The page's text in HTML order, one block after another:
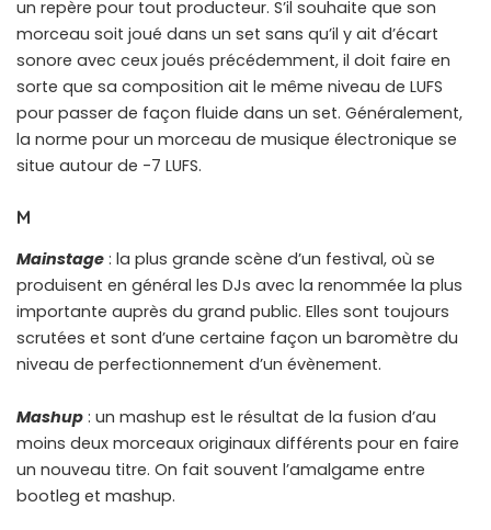
un repère pour tout producteur. S’il souhaite que son
morceau soit joué dans un set sans qu’il y ait d’écart
sonore avec ceux joués précédemment, il doit faire en
sorte que sa composition ait le même niveau de LUFS
pour passer de façon fluide dans un set. Généralement,
la norme pour un morceau de musique électronique se
situe autour de -7 LUFS.
M
Mainstage : la plus grande scène d’un festival, où se
produisent en général les DJs avec la renommée la plus
importante auprès du grand public. Elles sont toujours
scrutées et sont d’une certaine façon un baromètre du
niveau de perfectionnement d’un évènement.
Mashup : un mashup est le résultat de la fusion d’au
moins deux morceaux originaux différents pour en faire
un nouveau titre. On fait souvent l’amalgame entre
bootleg et mashup.